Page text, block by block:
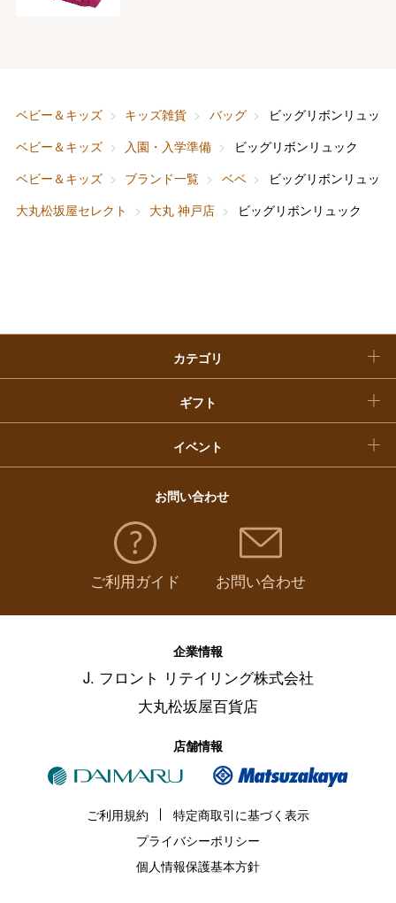
ベビー＆キッズ キッズ雑貨 バッグ
ビッグリボンリュック
ベビー＆キッズ
入園・入学準備
ビッグリボンリュック
ベビー＆キッズ
ブランド一覧 ベベ
ビッグリボンリュック
大丸松坂屋セレクト
大丸 神戸店 ビッグリボンリュック
カテゴリ
ホーム＆インテリア
ベビー＆キッズ
ギフト
結婚内祝い
お香典返し
快気祝い
イベント
お中元
敬老の日
福袋
お問い合わせ
ご利用ガイド お問い合わせ
企業情報
J. フロント リテイリング株式会社
大丸松坂屋百貨店
店舗情報
ご利用規約
特定商取引に基づく表示
プライバシーポリシー
個人情報保護基本方針